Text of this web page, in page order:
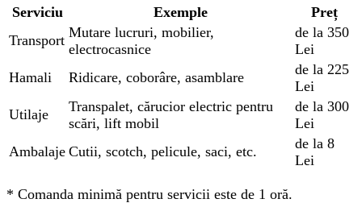
Serviciu Exemple
Preț
Transport Mutare lucruri, mobilier,
electrocasnice
de la 350
Lei
Hamali
Ridicare, coborâre, asamblare
de la 225
Lei
Utilaje
Transpalet, cărucior electric pentru
scări, lift mobil
de la 300
Lei
Ambalaje Cutii, scotch, pelicule, saci, etc.
de la 8
Lei
* Comanda minimă pentru servicii este de 1 oră.